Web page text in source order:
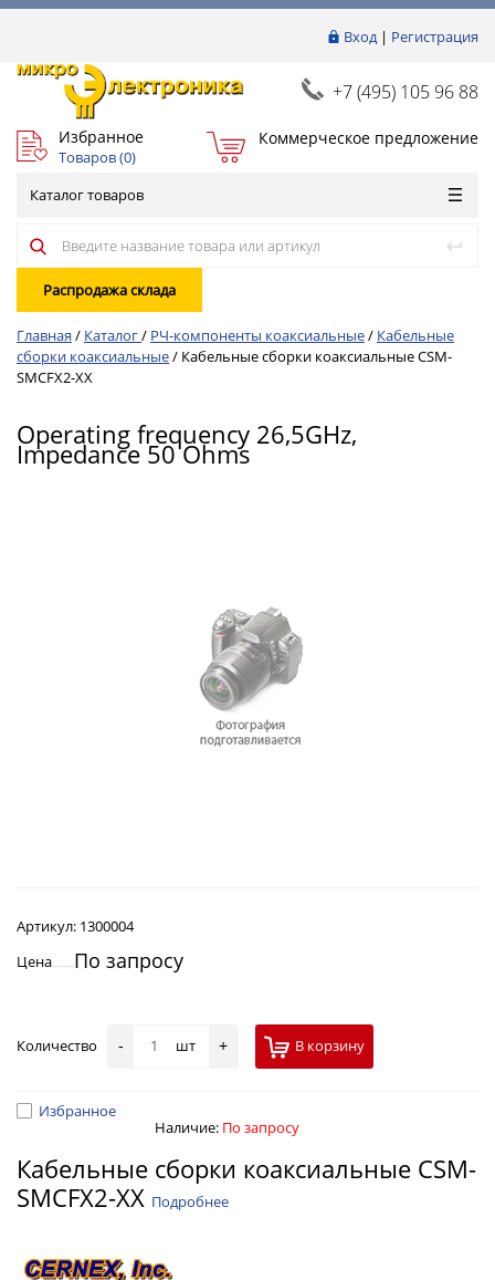
Вход| Регистрация
+7 (495) 105 96 88
Избранное
Товаров (0)
Коммерческое предложение
Каталог товаров
Распродажа склада
Главная / Каталог/ РЧ-компоненты коаксиальные/ Кабельные
сборки коаксиальные/ Кабельные сборки коаксиальные CSM-
SMCFX2-XX
Operating frequency 26,5GHz,
Impedance 50 Ohms
Артикул: 1300004
Цена
По запросу
Количество - шт + В корзину
Избранное
Наличие: По запросу
Кабельные сборки коаксиальные CSM-
SMCFX2-XX Подробнее